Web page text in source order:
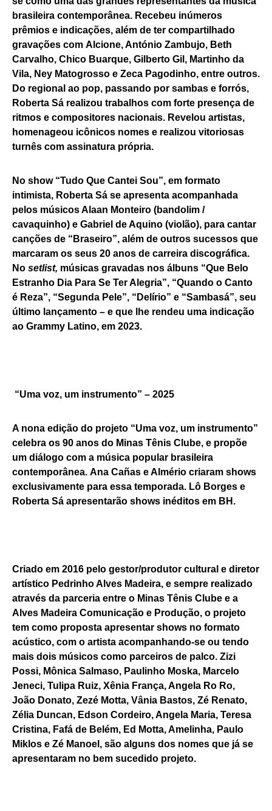
brasileira contemporânea. Recebeu inúmeros
prêmios e indicações, além de ter compartilhado
gravações com Alcione, António Zambujo, Beth
Carvalho, Chico Buarque, Gilberto Gil, Martinho da
Vila, Ney Matogrosso e Zeca Pagodinho, entre outros.
Do regional ao pop, passando por sambas e forrós,
Roberta Sá realizou trabalhos com forte presença de
ritmos e compositores nacionais. Revelou artistas,
homenageou icônicos nomes e realizou vitoriosas
turnês com assinatura própria.
No show “Tudo Que Cantei Sou”, em formato
intimista, Roberta Sá se apresenta acompanhada
pelos músicos Alaan Monteiro (bandolim /
cavaquinho) e Gabriel de Aquino (violão), para cantar
canções de “Braseiro”, além de outros sucessos que
marcaram os seus 20 anos de carreira discográfica.
No setlist, músicas gravadas nos álbuns “Que Belo
Estranho Dia Para Se Ter Alegria”, “Quando o Canto
é Reza”, “Segunda Pele”, “Delírio” e “Sambasá”, seu
último lançamento – e que lhe rendeu uma indicação
ao Grammy Latino, em 2023.
“Uma voz, um instrumento” – 2025
A nona edição do projeto “Uma voz, um instrumento”
celebra os 90 anos do Minas Tênis Clube, e propõe
um diálogo com a música popular brasileira
contemporânea. Ana Cañas e Almério criaram shows
exclusivamente para essa temporada. Lô Borges e
Roberta Sá apresentarão shows inéditos em BH.
Criado em 2016 pelo gestor/produtor cultural e diretor
artístico Pedrinho Alves Madeira, e sempre realizado
através da parceria entre o Minas Tênis Clube e a
Alves Madeira Comunicação e Produção, o projeto
tem como proposta apresentar shows no formato
acústico, com o artista acompanhando-se ou tendo
mais dois músicos como parceiros de palco. Zizi
Possi, Mônica Salmaso, Paulinho Moska, Marcelo
Jeneci, Tulipa Ruiz, Xênia França, Angela Ro Ro,
João Donato, Zezé Motta, Vânia Bastos, Zé Renato,
Zélia Duncan, Edson Cordeiro, Angela Maria, Teresa
Cristina, Fafá de Belém, Ed Motta, Amelinha, Paulo
Miklos e Zé Manoel, são alguns dos nomes que já se
apresentaram no bem sucedido projeto.